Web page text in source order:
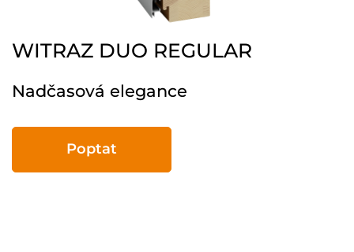
WITRAZ DUO REGULAR
Nadčasová elegance
Poptat